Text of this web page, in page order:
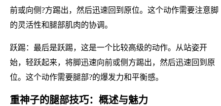
前或向侧?方踢出，然后迅速回到原位。这个动作需要注意脚
的灵活性和腿部肌肉的协调。
跃踢：最后是跃踢，这是一个比较高级的动作。从站姿开
始，轻跃起来，将脚迅速向前或侧方踢出，然后迅速回到原
位。这个动作需要腿部?的爆发力和平衡感。
重神子的腿部技巧：概述与魅力